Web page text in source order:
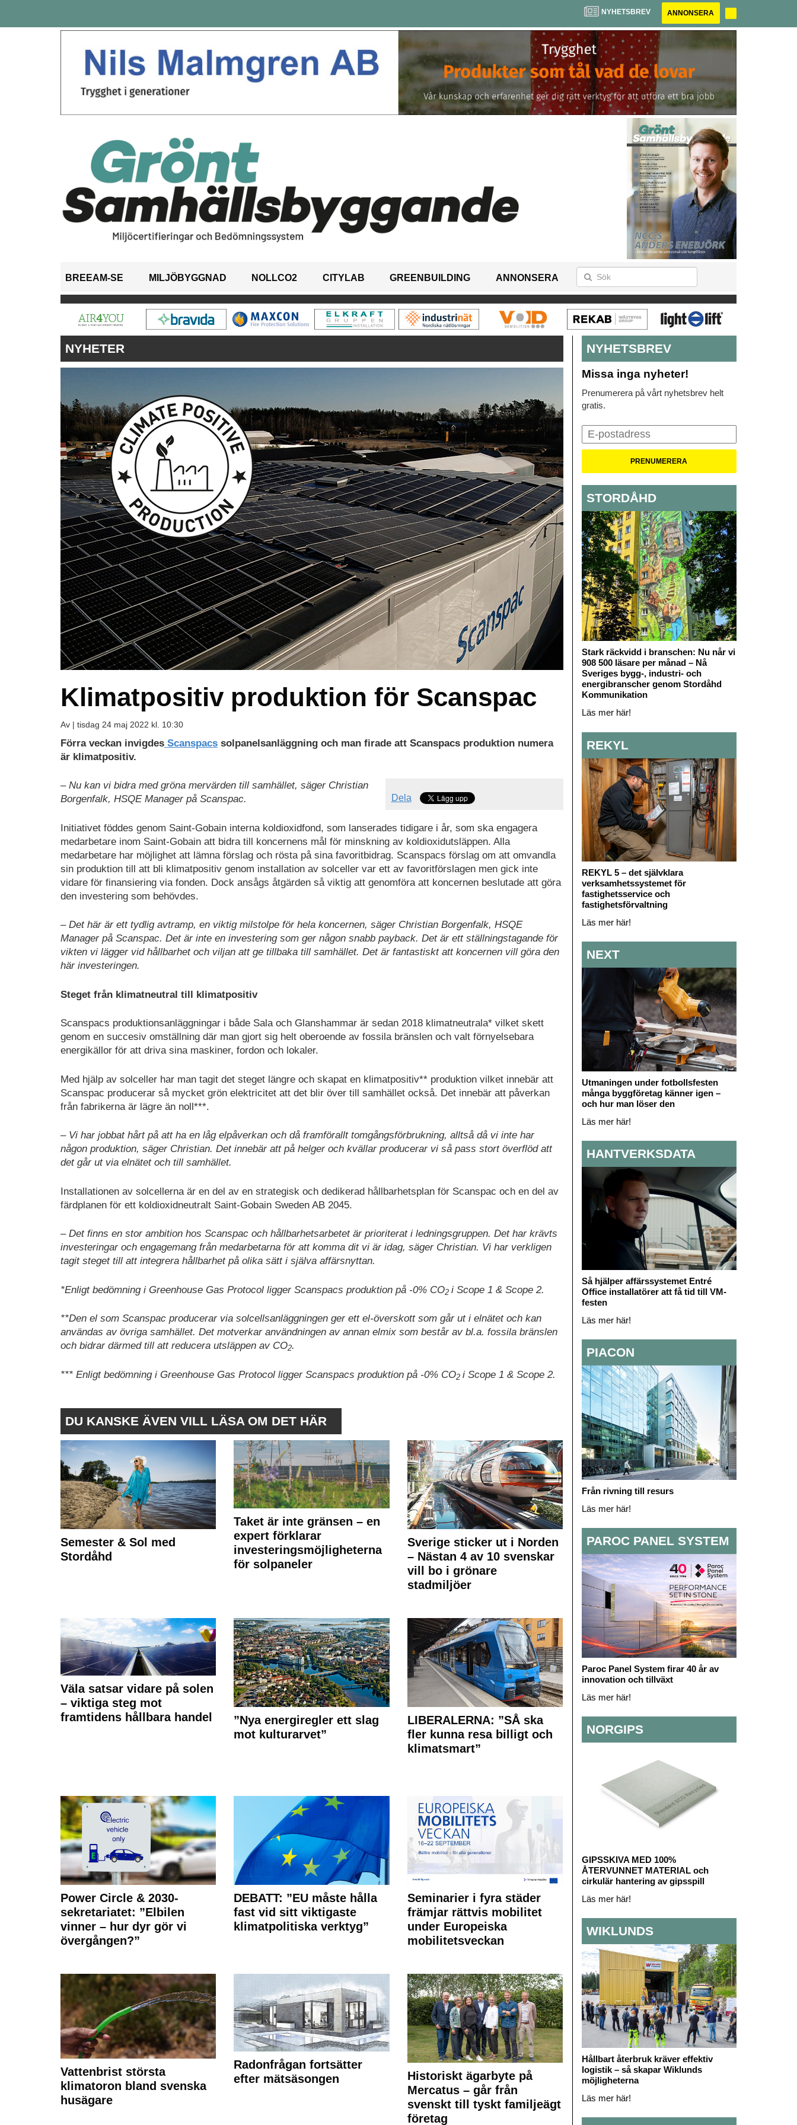
NYHETSBREV ANNONSERA
BREEAM-SE MILJÖBYGGNAD NOLLCO2 CITYLAB GREENBUILDING ANNONSERA
NYHETER
Klimatpositiv produktion för Scanspac
Av | tisdag 24 maj 2022 kl. 10:30
Förra veckan invigdes Scanspacs solpanelsanläggning och man firade att Scanspacs produktion numera
är klimatpositiv.
Dela
– Nu kan vi bidra med gröna mervärden till samhället, säger Christian
Borgenfalk, HSQE Manager på Scanspac.
Initiativet föddes genom Saint-Gobain interna koldioxidfond, som lanserades tidigare i år, som ska engagera
medarbetare inom Saint-Gobain att bidra till koncernens mål för minskning av koldioxidutsläppen. Alla
medarbetare har möjlighet att lämna förslag och rösta på sina favoritbidrag. Scanspacs förslag om att omvandla
sin produktion till att bli klimatpositiv genom installation av solceller var ett av favoritförslagen men gick inte
vidare för finansiering via fonden. Dock ansågs åtgärden så viktig att genomföra att koncernen beslutade att göra
den investering som behövdes.
– Det här är ett tydlig avtramp, en viktig milstolpe för hela koncernen, säger Christian Borgenfalk, HSQE
Manager på Scanspac. Det är inte en investering som ger någon snabb payback. Det är ett ställningstagande för
vikten vi lägger vid hållbarhet och viljan att ge tillbaka till samhället. Det är fantastiskt att koncernen vill göra den
här investeringen.
Steget från klimatneutral till klimatpositiv
Scanspacs produktionsanläggningar i både Sala och Glanshammar är sedan 2018 klimatneutrala* vilket skett
genom en succesiv omställning där man gjort sig helt oberoende av fossila bränslen och valt förnyelsebara
energikällor för att driva sina maskiner, fordon och lokaler.
Med hjälp av solceller har man tagit det steget längre och skapat en klimatpositiv** produktion vilket innebär att
Scanspac producerar så mycket grön elektricitet att det blir över till samhället också. Det innebär att påverkan
från fabrikerna är lägre än noll***.
– Vi har jobbat hårt på att ha en låg elpåverkan och då framförallt tomgångsförbrukning, alltså då vi inte har
någon produktion, säger Christian. Det innebär att på helger och kvällar producerar vi så pass stort överflöd att
det går ut via elnätet och till samhället.
Installationen av solcellerna är en del av en strategisk och dedikerad hållbarhetsplan för Scanspac och en del av
färdplanen för ett koldioxidneutralt Saint-Gobain Sweden AB 2045.
– Det finns en stor ambition hos Scanspac och hållbarhetsarbetet är prioriterat i ledningsgruppen. Det har krävts
investeringar och engagemang från medarbetarna för att komma dit vi är idag, säger Christian. Vi har verkligen
tagit steget till att integrera hållbarhet på olika sätt i själva affärsnyttan.
*Enligt bedömning i Greenhouse Gas Protocol ligger Scanspacs produktion på -0% CO2 i Scope 1 & Scope 2.
**Den el som Scanspac producerar via solcellsanläggningen ger ett el-överskott som går ut i elnätet och kan
användas av övriga samhället. Det motverkar användningen av annan elmix som består av bl.a. fossila bränslen
och bidrar därmed till att reducera utsläppen av CO2.
*** Enligt bedömning i Greenhouse Gas Protocol ligger Scanspacs produktion på -0% CO2 i Scope 1 & Scope 2.
DU KANSKE ÄVEN VILL LÄSA OM DET HÄR
Semester & Sol med
Stordåhd
Taket är inte gränsen – en
expert förklarar
investeringsmöjligheterna
för solpaneler
Sverige sticker ut i Norden
– Nästan 4 av 10 svenskar
vill bo i grönare
stadmiljöer
Väla satsar vidare på solen
– viktiga steg mot
framtidens hållbara handel
”Nya energiregler ett slag
mot kulturarvet”
LIBERALERNA: ”SÅ ska
fler kunna resa billigt och
klimatsmart”
Power Circle & 2030-
sekretariatet: ”Elbilen
vinner – hur dyr gör vi
övergången?”
DEBATT: ”EU måste hålla
fast vid sitt viktigaste
klimatpolitiska verktyg”
Seminarier i fyra städer
främjar rättvis mobilitet
under Europeiska
mobilitetsveckan
Vattenbrist största
klimatoron bland svenska
husägare
Radonfrågan fortsätter
efter mätsäsongen
Historiskt ägarbyte på
Mercatus – går från
svenskt till tyskt familjeägt
företag
NYHETSBREV
Missa inga nyheter!
Prenumerera på vårt nyhetsbrev helt
gratis.
STORDÅHD
Stark räckvidd i branschen: Nu når vi
908 500 läsare per månad – Nå
Sveriges bygg-, industri- och
energibranscher genom Stordåhd
Kommunikation
Läs mer här!
REKYL
REKYL 5 – det självklara
verksamhetssystemet för
fastighetsservice och
fastighetsförvaltning
Läs mer här!
NEXT
Utmaningen under fotbollsfesten
många byggföretag känner igen –
och hur man löser den
Läs mer här!
HANTVERKSDATA
Så hjälper affärssystemet Entré
Office installatörer att få tid till VM-
festen
Läs mer här!
PIACON
Från rivning till resurs
Läs mer här!
PAROC PANEL SYSTEM
Paroc Panel System firar 40 år av
innovation och tillväxt
Läs mer här!
NORGIPS
GIPSSKIVA MED 100%
ÅTERVUNNET MATERIAL och
cirkulär hantering av gipsspill
Läs mer här!
WIKLUNDS
Hållbart återbruk kräver effektiv
logistik – så skapar Wiklunds
möjligheterna
Läs mer här!